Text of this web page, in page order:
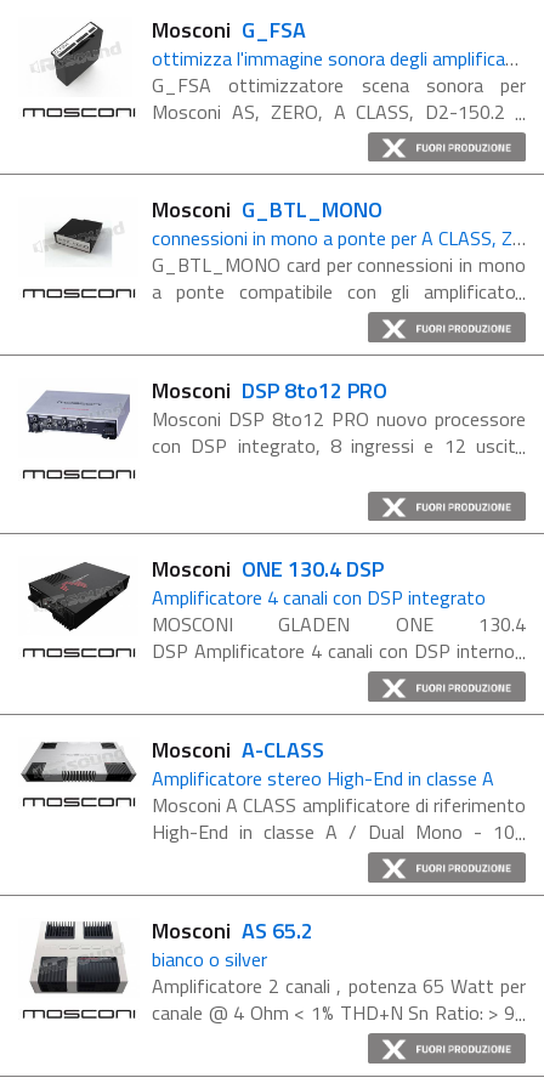
Mosconi G_FSA
ottimizza l'immagine sonora degli amplificatori Mosconi A CLASS, ZERO E linea AS
G_FSA ottimizzatore scena sonora per
Mosconi AS, ZERO, A CLASS, D2-150.2 e
D2-100.4 Il suono è confuso e privo di
emozioni? Regola la scena sonora e tutto
Mosconi G_BTL_MONO
connessioni in mono a ponte per A CLASS, ZERO E linea AS
G_BTL_MONO card per connessioni in mono
a ponte compatibile con gli amplificatori
Mosconi linea AS, ZERO, A CLASS, D2-150.2
e D2-100.4 (nello ZERO1, la card è già
Mosconi DSP 8to12 PRO
Mosconi DSP 8to12 PRO nuovo processore
con DSP integrato, 8 ingressi e 12 uscite
ingresso ottico e ingresso coassiale, ed è
compatibile con il modulo ...
Mosconi ONE 130.4 DSP
Amplificatore 4 canali con DSP integrato
MOSCONI GLADEN ONE 130.4
DSP Amplificatore 4 canali con DSP interno
Nuovo amplificatore dalla elegante e
accattivante finitura nera con logo Mosconi e
Mosconi A-CLASS
Amplificatore stereo High-End in classe A
Mosconi A CLASS amplificatore di riferimento
High-End in classe A / Dual Mono - 100
WATT @ 4 OHM A CLASS, un amplificatore
d’autore, una vera opera in stile
Mosconi AS 65.2
bianco o silver
Amplificatore 2 canali , potenza 65 Watt per
canale @ 4 Ohm < 1% THD+N Sn Ratio: > 90
dBA (ref: 1 Watt into 4 Ohm) Disponibile nei
colori Silver e White (indicare nelle note di